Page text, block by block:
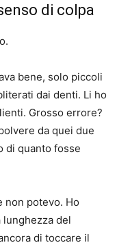
di colpa
bene, solo piccoli
dai denti. Li ho
Grosso errore?
da quei due
di quanto fosse
non potevo. Ho
lunghezza del
di toccare il